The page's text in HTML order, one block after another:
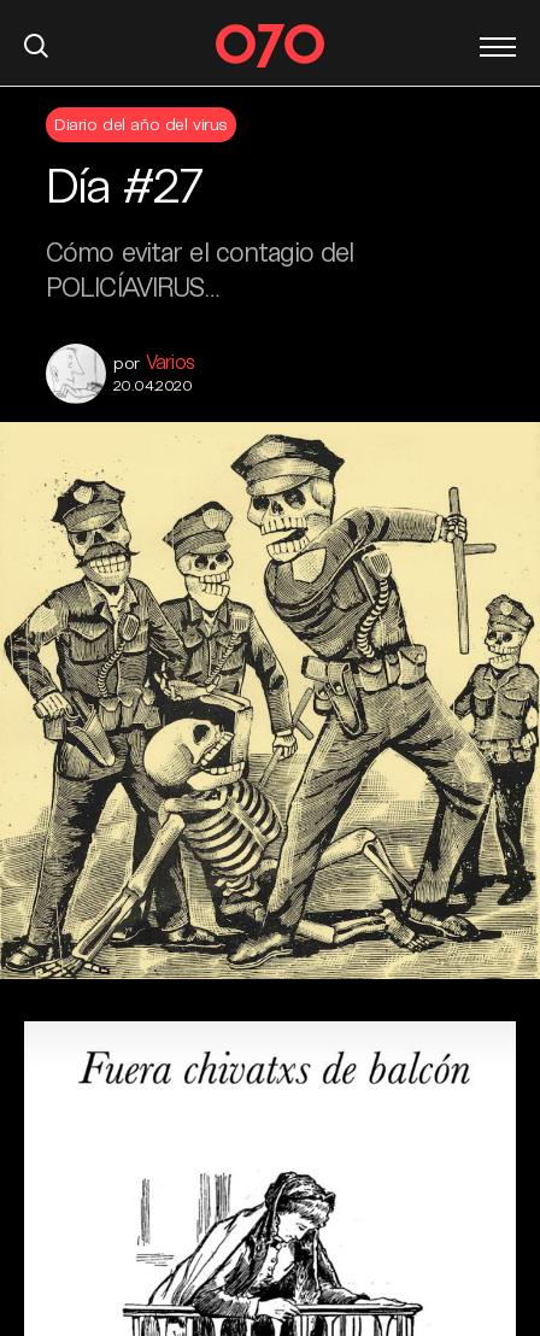
n
t
Diario del año del virus
Día #27
Cómo evitar el contagio del
POLICÍAVIRUS…
por Varios
20.04.2020